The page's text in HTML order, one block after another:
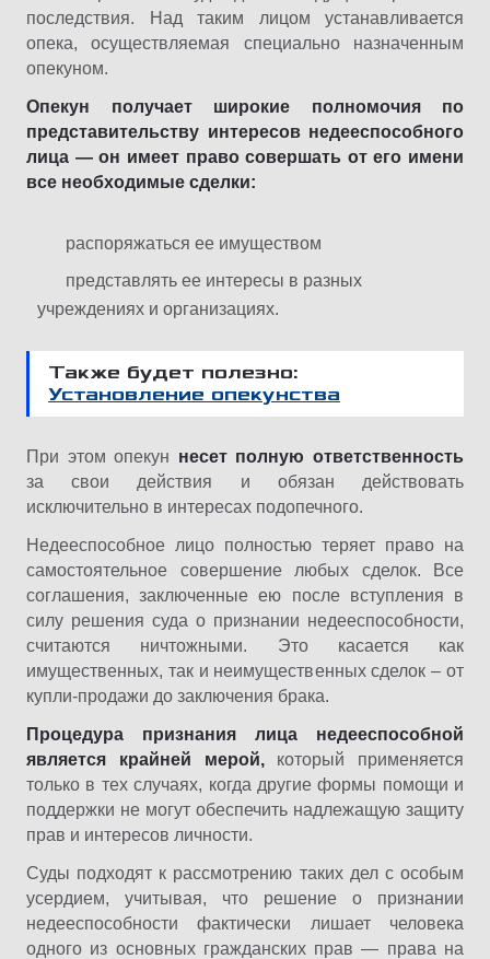
последствия. Над таким лицом устанавливается
опека, осуществляемая специально назначенным
опекуном.
Опекун получает широкие полномочия по
представительству интересов недееспособного
лица — он имеет право совершать от его имени
все необходимые сделки:
распоряжаться ее имуществом
представлять ее интересы в разных
учреждениях и организациях.
Также будет полезно:
Установление опекунства
При этом опекун несет полную ответственность
за свои действия и обязан действовать
исключительно в интересах подопечного.
Недееспособное лицо полностью теряет право на
самостоятельное совершение любых сделок. Все
соглашения, заключенные ею после вступления в
силу решения суда о признании недееспособности,
считаются ничтожными. Это касается как
имущественных, так и неимущественных сделок – от
купли-продажи до заключения брака.
Процедура признания лица недееспособной
является крайней мерой, который применяется
только в тех случаях, когда другие формы помощи и
поддержки не могут обеспечить надлежащую защиту
прав и интересов личности.
Суды подходят к рассмотрению таких дел с особым
усердием, учитывая, что решение о признании
недееспособности фактически лишает человека
одного из основных гражданских прав — права на